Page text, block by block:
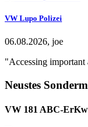
VW Lupo Polizei
06.08.2026, joe
"Accessing important
Neustes
VW 181 ABC-